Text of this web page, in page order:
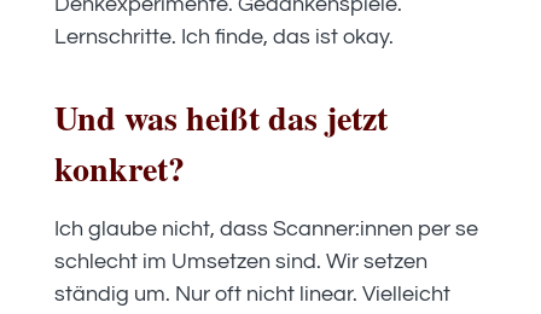
Lernschritte. Ich finde, das ist okay.
Und was heißt das jetzt
konkret?
Ich glaube nicht, dass Scanner:innen per se
schlecht im Umsetzen sind. Wir setzen
ständig um. Nur oft nicht linear. Vielleicht